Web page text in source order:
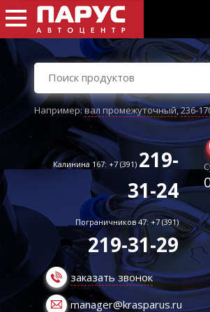
Например:вал промежуточный,236-
Калинина 167: +7 (391) 219-
31-24
Пограничников 47: +7 (391)
219-31-29
заказать звонок
manager@krasparus.ru